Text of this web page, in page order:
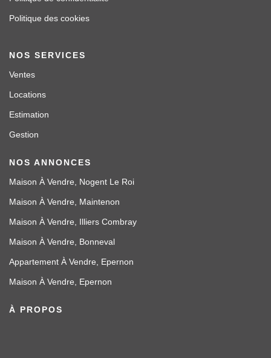
Politique des cookies
NOS SERVICES
Ventes
Locations
Estimation
Gestion
NOS ANNONCES
Maison À Vendre, Nogent Le Roi
Maison À Vendre, Maintenon
Maison À Vendre, Illiers Combray
Maison À Vendre, Bonneval
Appartement À Vendre, Epernon
Maison À Vendre, Epernon
À PROPOS